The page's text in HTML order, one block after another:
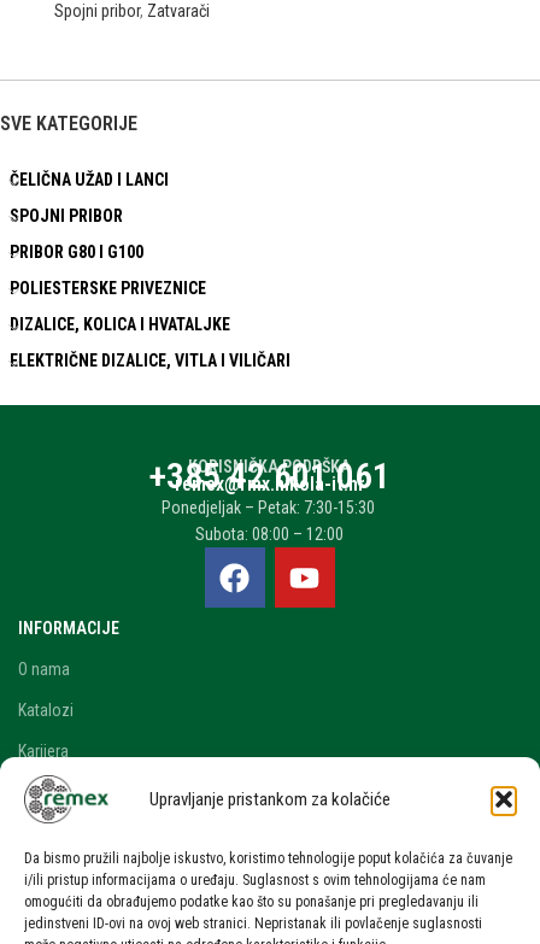
Upravljanje pristankom za kolačiće
Da bismo pružili najbolje iskustvo, koristimo tehnologije poput kolačića za čuvanje
i/ili pristup informacijama o uređaju. Suglasnost s ovim tehnologijama će nam
omogućiti da obrađujemo podatke kao što su ponašanje pri pregledavanju ili
jedinstveni ID-ovi na ovoj web stranici. Nepristanak ili povlačenje suglasnosti
Spojni pribor, Zatvarači
SVE KATEGORIJE
ČELIČNA UŽAD I LANCI
SPOJNI PRIBOR
PRIBOR G80 I G100
POLIESTERSKE PRIVEZNICE
DIZALICE, KOLICA I HVATALJKE
ELEKTRIČNE DIZALICE, VITLA I VILIČARI
KORISNIČKA PODRŠKA
+385 42 601 061
remex@rmx.nikola-it.hr
Ponedjeljak – Petak: 7:30-15:30
Subota: 08:00 – 12:00
INFORMACIJE
O nama
Katalozi
Karijera
Blog i novosti
RAČUN
Moj račun